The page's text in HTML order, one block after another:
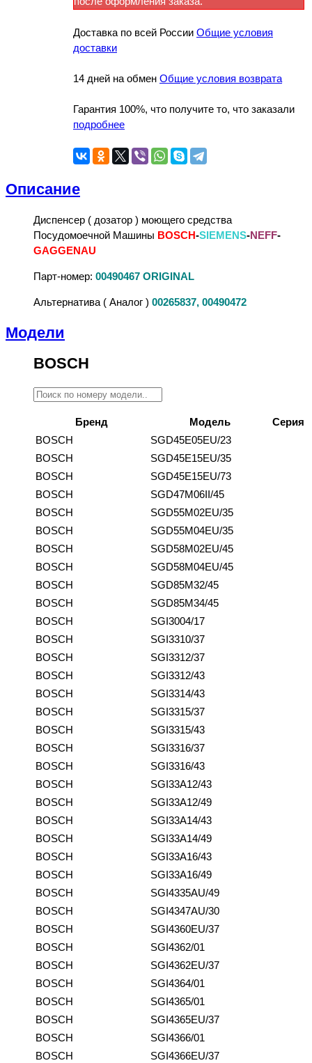
Доставка по всей России Общие условия
доставки
14 дней на обмен Общие условия возврата
Гарантия 100%, что получите то, что заказали
подробнее
Описание
Диспенсер ( дозатор ) моющего средства
Посудомоечной Машины BOSCH-SIEMENS-NEFF-
GAGGENAU
Парт-номер: 00490467 ORIGINAL
Альтернатива ( Аналог ) 00265837, 00490472
Модели
BOSCH
Бренд Модель
Серия
BOSCH
SGD45E05EU/23
BOSCH
SGD45E15EU/35
BOSCH
SGD45E15EU/73
BOSCH
SGD47M06II/45
BOSCH
SGD55M02EU/35
BOSCH
SGD55M04EU/35
BOSCH
SGD58M02EU/45
BOSCH
SGD58M04EU/45
BOSCH
SGD85M32/45
BOSCH
SGD85M34/45
BOSCH
SGI3004/17
BOSCH
SGI3310/37
BOSCH
SGI3312/37
BOSCH
SGI3312/43
BOSCH
SGI3314/43
BOSCH
SGI3315/37
BOSCH
SGI3315/43
BOSCH
SGI3316/37
BOSCH
SGI3316/43
BOSCH
SGI33A12/43
BOSCH
SGI33A12/49
BOSCH
SGI33A14/43
BOSCH
SGI33A14/49
BOSCH
SGI33A16/43
BOSCH
SGI33A16/49
BOSCH
SGI4335AU/49
BOSCH
SGI4347AU/30
BOSCH
SGI4360EU/37
BOSCH
SGI4362/01
BOSCH
SGI4362EU/37
BOSCH
SGI4364/01
BOSCH
SGI4365/01
BOSCH
SGI4365EU/37
BOSCH
SGI4366/01
BOSCH
SGI4366EU/37